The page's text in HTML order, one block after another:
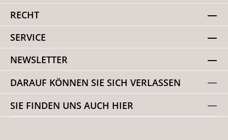
RECHT
SERVICE
NEWSLETTER
DARAUF KÖNNEN SIE SICH VERLASSEN
SIE FINDEN UNS AUCH HIER